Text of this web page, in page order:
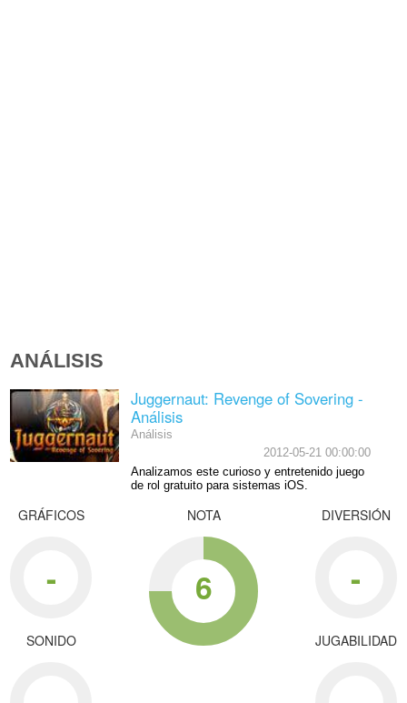
ANÁLISIS
Juggernaut: Revenge of Sovering -
Análisis
Análisis
2012-05-21 00:00:00
Analizamos este curioso y entretenido juego
de rol gratuito para sistemas iOS.
GRÁFICOS
-
SONIDO
NOTA
6
DIVERSIÓN
-
JUGABILIDAD